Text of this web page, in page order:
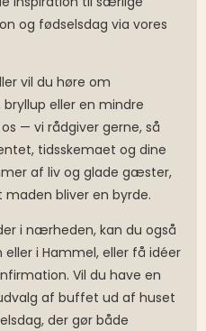
og fødselsdag via vores
vil du høre om
eller en mindre
— vi rådgiver gerne, så
tidsskemaet og dine
af liv og glade gæster,
bliver en byrde.
i nærheden, kan du også
i Hammel, eller få idéer
Vil du have en
af buffet ud af huset
der gør både